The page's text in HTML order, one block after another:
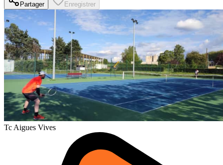
Partager Enregistrer
Tc Aigues Vives